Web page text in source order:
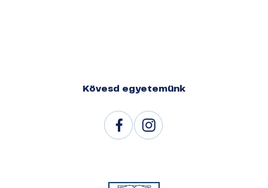
Kövesd egyetemünk